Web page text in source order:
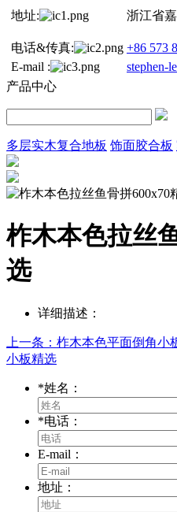
地址: 浙江省
电话&传真:
+86 573
E-mail :
stephen-
产品中心
多层实木复合地板 饰面胶合板
柞木本色拉丝
选
详细描述：
上一条：柞木本色平面倒角小
小板精选
*姓名：
*电话：
E-mail：
地址：